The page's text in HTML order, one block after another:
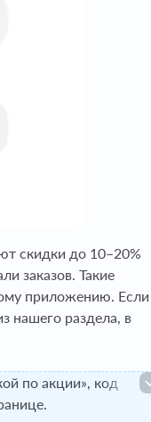
скидки до 10–20%
заказов. Такие
приложению. Если
нашего раздела, в
по акции», код